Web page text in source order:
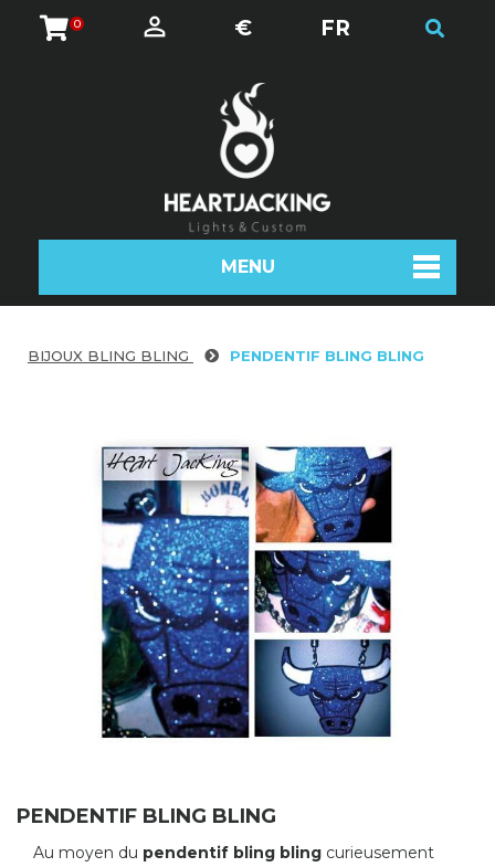
0 € FR
MENU
BIJOUX BLING BLING PENDENTIF BLING BLING
PENDENTIF BLING BLING
Au moyen du pendentif bling bling curieusement